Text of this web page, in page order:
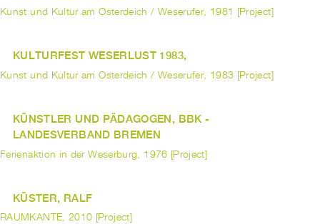
Kunst und Kultur am Osterdeich / Weserufer, 1981 [Project]
KULTURFEST WESERLUST 1983,
Kunst und Kultur am Osterdeich / Weserufer, 1983 [Project]
KÜNSTLER UND PÄDAGOGEN, BBK -
LANDESVERBAND BREMEN
Ferienaktion in der Weserburg, 1976 [Project]
KÜSTER, RALF
RAUMKANTE, 2010 [Project]